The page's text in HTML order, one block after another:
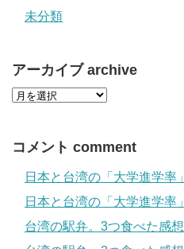
未分類
アーカイブ archive
コメント comment
日本と台湾の「大学進学率」
日本と台湾の「大学進学率」
台湾の駅弁。3つ食べた感想